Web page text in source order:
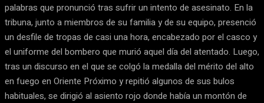
palabras que pronunció tras sufrir un intento de asesinato. En la
tribuna, junto a miembros de su familia y de su equipo, presenció
un desfile de tropas de casi una hora, encabezado por el casco y
el uniforme del bombero que murió aquel día del atentado. Luego,
tras un discurso en el que se colgó la medalla del mérito del alto
en fuego en Oriente Próximo y repitió algunos de sus bulos
habituales, se dirigió al asiento rojo donde había un montón de